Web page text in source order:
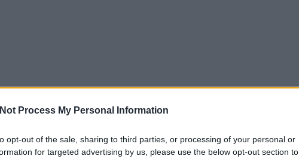
Process My Personal Information
opt-out of the sale, sharing to third parties, or processing of your personal or
for targeted advertising by us, please use the below opt-out section to